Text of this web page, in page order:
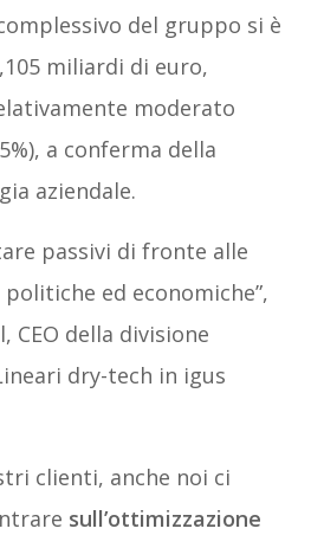
del gruppo si è
miliardi di euro,
moderato
a conferma della
aziendale.
passivi di fronte alle
ed economiche”,
CEO della divisione
dry-tech in igus
clienti, anche noi ci
sull’ottimizzazione